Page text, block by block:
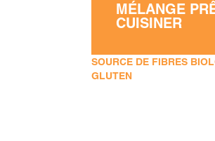
MÉLANGE
CUISINER
SOURCE DE FIBRES
GLUTEN